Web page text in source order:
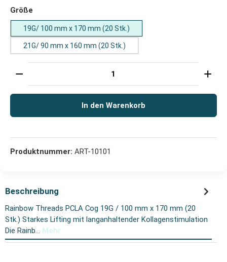
Größe
19G/ 100 mm x 170 mm (20 Stk.)
21G/ 90 mm x 160 mm (20 Stk.)
Produkt Anzahl: Gib den gewünschten Wert ein
In den Warenkorb
Produktnummer: ART-10101
Beschreibung
Rainbow Threads PCLA Cog 19G / 100 mm x 170 mm (20
Stk.) Starkes Lifting mit langanhaltender Kollagenstimulation
Die Rainb… Mehr